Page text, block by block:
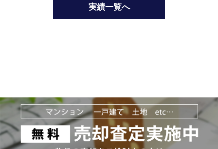
実績一覧へ